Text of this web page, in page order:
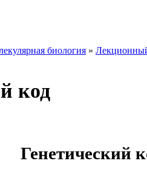
биология »
код
Генетический